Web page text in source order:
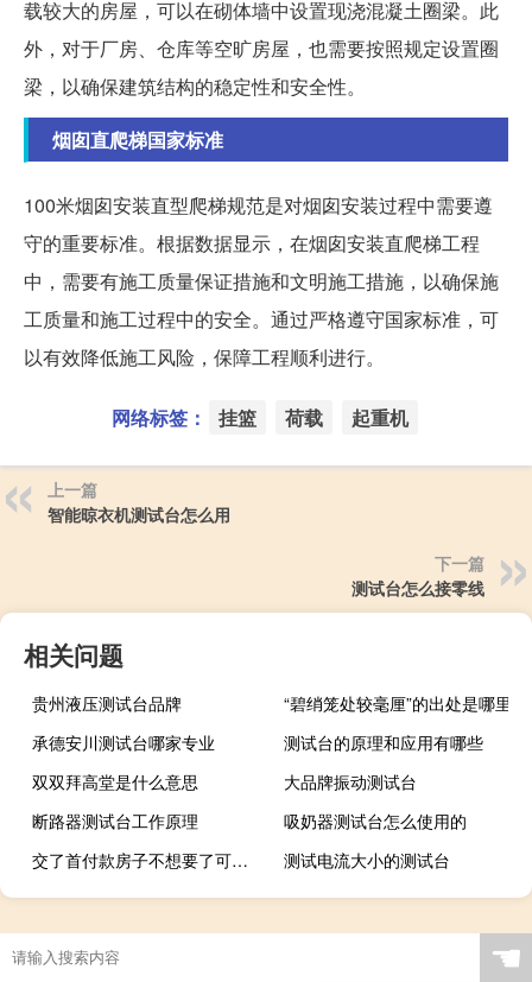
载较大的房屋，可以在砌体墙中设置现浇混凝土圈梁。此
外，对于厂房、仓库等空旷房屋，也需要按照规定设置圈
梁，以确保建筑结构的稳定性和安全性。
烟囱直爬梯国家标准
100米烟囱安装直型爬梯规范是对烟囱安装过程中需要遵
守的重要标准。根据数据显示，在烟囱安装直爬梯工程
中，需要有施工质量保证措施和文明施工措施，以确保施
工质量和施工过程中的安全。通过严格遵守国家标准，可
以有效降低施工风险，保障工程顺利进行。
网络标签： 挂篮 荷载 起重机
上一篇
智能晾衣机测试台怎么用
下一篇
测试台怎么接零线
相关问题
贵州液压测试台品牌
“碧绡笼处较毫厘”的出处是哪里
承德安川测试台哪家专业
测试台的原理和应用有哪些
双双拜高堂是什么意思
大品牌振动测试台
断路器测试台工作原理
吸奶器测试台怎么使用的
交了首付款房子不想要了可以退吗
测试电流大小的测试台
☚